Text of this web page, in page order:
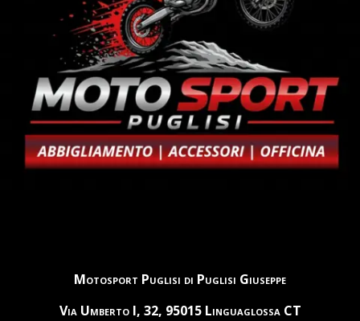
Motosport Puglisi di Puglisi Giuseppe
Via Umberto I, 32, 95015 Linguaglossa CT